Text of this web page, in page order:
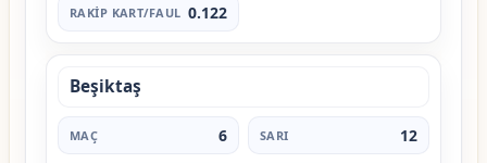
0.122
Beşiktaş
6 12